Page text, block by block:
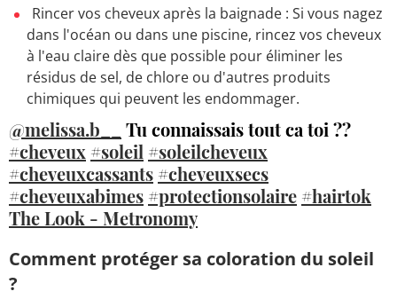
Rincer vos cheveux après la baignade : Si vous nagez
dans l'océan ou dans une piscine, rincez vos cheveux
à l'eau claire dès que possible pour éliminer les
résidus de sel, de chlore ou d'autres produits
chimiques qui peuvent les endommager.
@melissa.b__
Tu connaissais tout ca toi ??
#cheveux #soleil #soleilcheveux
#cheveuxcassants #cheveuxsecs
#cheveuxabimes #protectionsolaire #hairtok
The Look - Metronomy
Comment protéger sa coloration du soleil
?